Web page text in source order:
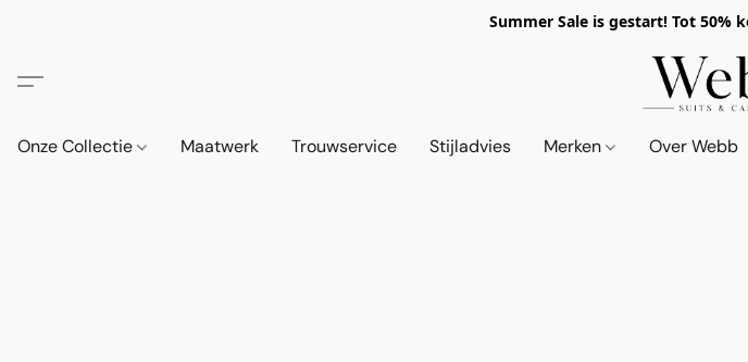
Summer Sale is gestart! Tot 50%
Onze Collectie Maatwerk Trouwservice Stijladvies Merken Over Webb